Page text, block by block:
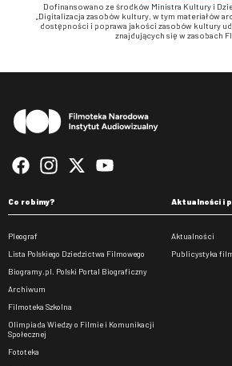
Dofinansowano ze środków Ministra Kultury i
„Digitalizacja zasobów kultury, w tym materiałów
dostępności i poprawa jakości zasobów kultury
znajdujących się w zasobach
Co robimy?
Pleograf
Lista Polskiego Dziedzictwa Filmowego
Biogramy.pl. Polski Portal Biograficzny
Archiwum
Filmoteka Szkolna
Olimpiada Wiedzy o Filmie i Komunikacji
Społecznej
Fototeka
Aktualności i
Aktualności
Publicystyka